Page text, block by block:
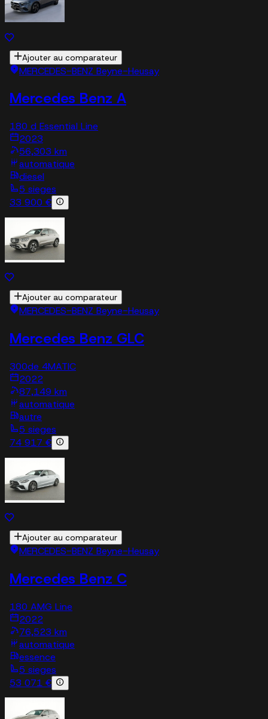
Ajouter au comparateur
MERCEDES-BENZ Beyne-Heusay
Mercedes Benz A
180 d Essential Line
2023
56,303 km
automatique
diesel
5 sieges
33 900 €
Ajouter au comparateur
MERCEDES-BENZ Beyne-Heusay
Mercedes Benz GLC
300de 4MATIC
2022
87,149 km
automatique
autre
5 sieges
74 917 €
Ajouter au comparateur
MERCEDES-BENZ Beyne-Heusay
Mercedes Benz C
180 AMG Line
2022
76,523 km
automatique
essence
5 sieges
53 071 €